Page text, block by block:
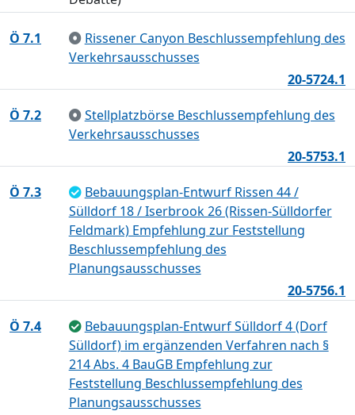
Ö 7.1
Rissener Canyon Beschlussempfehlung des
Verkehrsausschusses
20-5724.1
Ö 7.2
Stellplatzbörse Beschlussempfehlung des
Verkehrsausschusses
20-5753.1
Ö 7.3
Bebauungsplan-Entwurf Rissen 44 /
Sülldorf 18 / Iserbrook 26 (Rissen-Sülldorfer
Feldmark) Empfehlung zur Feststellung
Beschlussempfehlung des
Planungsausschusses
20-5756.1
Ö 7.4
Bebauungsplan-Entwurf Sülldorf 4 (Dorf
Sülldorf) im ergänzenden Verfahren nach §
214 Abs. 4 BauGB Empfehlung zur
Feststellung Beschlussempfehlung des
Planungsausschusses